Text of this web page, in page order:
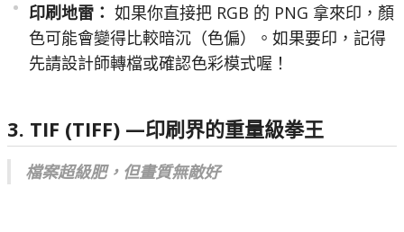
印刷地雷： 如果你直接把 RGB 的 PNG 拿來印，顏
色可能會變得比較暗沉（色偏）。如果要印，記得
先請設計師轉檔或確認色彩模式喔！
3. TIF (TIFF) —印刷界的重量級拳王
檔案超級肥，但畫質無敵好